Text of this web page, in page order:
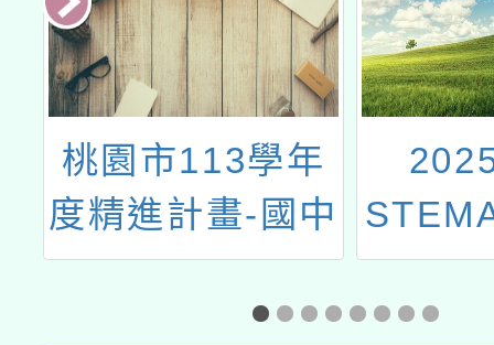
桃園市113學年
度精進計畫-國中
小跨領域議題種
子教師增能培訓-
跨域教
師創